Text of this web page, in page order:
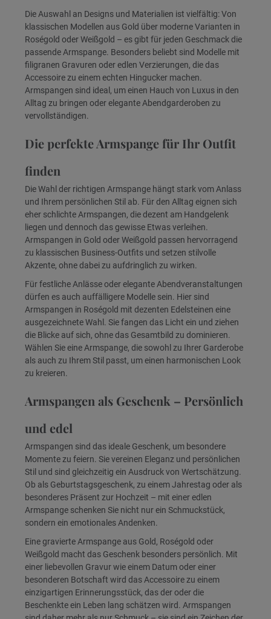
Die Auswahl an Designs und Materialien ist vielfältig: Von
klassischen Modellen aus Gold über moderne Varianten in
Roségold oder Weißgold – es gibt für jeden Geschmack die
passende Armspange. Besonders beliebt sind Modelle mit
filigranen Gravuren oder edlen Verzierungen, die das
Accessoire zu einem echten Hingucker machen.
Armspangen sind ideal, um einen Hauch von Luxus in den
Alltag zu bringen oder elegante Abendgarderoben zu
vervollständigen.
Die perfekte Armspange für Ihr Outfit
finden
Die Wahl der richtigen Armspange hängt stark vom Anlass
und Ihrem persönlichen Stil ab. Für den Alltag eignen sich
eher schlichte Armspangen, die dezent am Handgelenk
liegen und dennoch das gewisse Etwas verleihen.
Armspangen in Gold oder Weißgold passen hervorragend
zu klassischen Business-Outfits und setzen stilvolle
Akzente, ohne dabei zu aufdringlich zu wirken.
Für festliche Anlässe oder elegante Abendveranstaltungen
dürfen es auch auffälligere Modelle sein. Hier sind
Armspangen in Roségold mit dezenten Edelsteinen eine
ausgezeichnete Wahl. Sie fangen das Licht ein und ziehen
die Blicke auf sich, ohne das Gesamtbild zu dominieren.
Wählen Sie eine Armspange, die sowohl zu Ihrer Garderobe
als auch zu Ihrem Stil passt, um einen harmonischen Look
zu kreieren.
Armspangen als Geschenk – Persönlich
und edel
Armspangen sind das ideale Geschenk, um besondere
Momente zu feiern. Sie vereinen Eleganz und persönlichen
Stil und sind gleichzeitig ein Ausdruck von Wertschätzung.
Ob als Geburtstagsgeschenk, zu einem Jahrestag oder als
besonderes Präsent zur Hochzeit – mit einer edlen
Armspange schenken Sie nicht nur ein Schmuckstück,
sondern ein emotionales Andenken.
Eine gravierte Armspange aus Gold, Roségold oder
Weißgold macht das Geschenk besonders persönlich. Mit
einer liebevollen Gravur wie einem Datum oder einer
besonderen Botschaft wird das Accessoire zu einem
einzigartigen Erinnerungsstück, das der oder die
Beschenkte ein Leben lang schätzen wird. Armspangen